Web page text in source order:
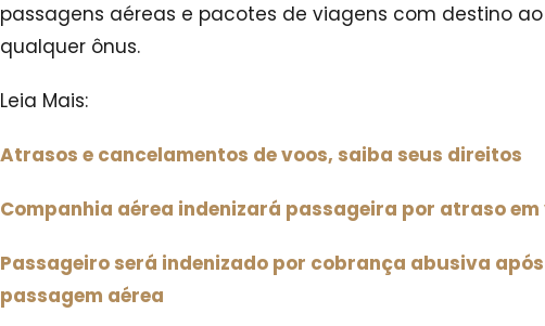
passagens aéreas e pacotes de viagens com destino
qualquer ônus.
Leia Mais:
Atrasos e cancelamentos de voos, saiba seus direitos
Companhia aérea indenizará passageira por atraso em
Passageiro será indenizado por cobrança abusiva
passagem aérea